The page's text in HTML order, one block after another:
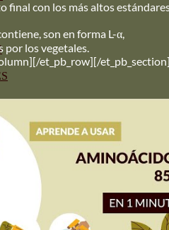
Y SETOS
Y
final con los más altos
son en forma L-α,
los vegetales.
et_pb_row][/